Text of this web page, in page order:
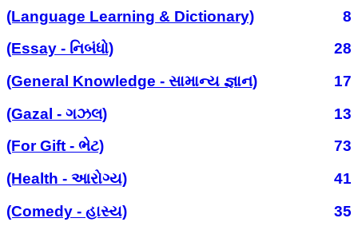
(Language Learning & Dictionary)
8
(Essay - નિબંધો)
28
(General Knowledge - સામાન્ય જ્ઞાન)
17
(Gazal - ગઝલ)
13
(For Gift - ભેટ)
73
(Health - આરોગ્ય)
41
(Comedy - હાસ્ય)
35